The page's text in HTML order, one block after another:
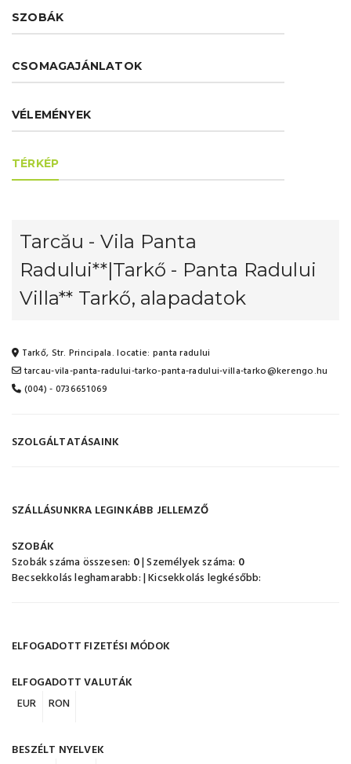
SZOBÁK
CSOMAGAJÁNLATOK
VÉLEMÉNYEK
TÉRKÉP
Tarcău - Vila Panta
Radului**|Tarkő - Panta Radului
Villa** Tarkő, alapadatok
Tarkő, Str. Principala. locatie: panta radului
tarcau-vila-panta-radului-tarko-panta-radului-villa-tarko@kerengo.hu
(004) - 0736651069
SZOLGÁLTATÁSAINK
SZÁLLÁSUNKRA LEGINKÁBB JELLEMZŐ
SZOBÁK
Szobák száma összesen: 0| Személyek száma: 0
Becsekkolás leghamarabb:| Kicsekkolás legkésőbb:
ELFOGADOTT FIZETÉSI MÓDOK
ELFOGADOTT VALUTÁK
EUR
RON
BESZÉLT NYELVEK